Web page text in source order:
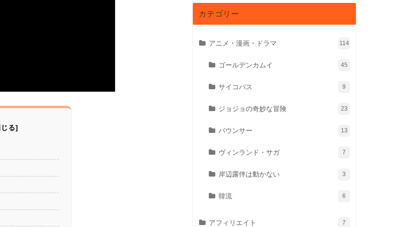
カテゴリー
アニメ・漫画・ドラマ 114
ゴールデンカムイ 45
サイコパス 9
ジョジョの奇妙な冒険 23
バウンサー 13
ヴィンランド・サガ 7
岸辺露伴は動かない 3
韓流 6
アフィリエイト 7